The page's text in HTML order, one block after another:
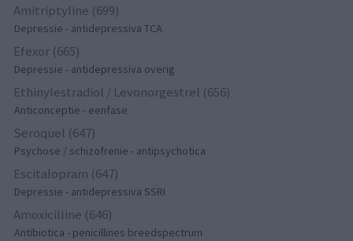
Amitriptyline (699)
Depressie - antidepressiva TCA
Efexor (665)
Depressie - antidepressiva overig
Ethinylestradiol / Levonorgestrel (656)
Anticonceptie - eenfase
Seroquel (647)
Psychose / schizofrenie - antipsychotica
Escitalopram (647)
Depressie - antidepressiva SSRI
Amoxicilline (646)
Antibiotica - penicillines breedspectrum